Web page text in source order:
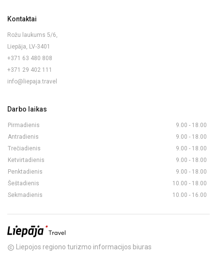
Kontaktai
Rožu laukums 5/6,
Liepāja, LV-3401
+371 63 480 808
+371 29 402 111
info@liepaja.travel
Darbo laikas
Pirmadienis
9.00 - 18.00
Antradienis
9.00 - 18.00
Trečiadienis
9.00 - 18.00
Ketvirtadienis
9.00 - 18.00
Penktadienis
9.00 - 18.00
Šeštadienis
10.00 - 18.00
Sekmadienis
10.00 - 16.00
copyright Liepojos regiono turizmo informacijos biuras